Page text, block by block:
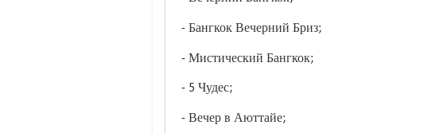
- Бангкок Вечерний Бриз;
- Мистический Бангкок;
- 5 Чудес;
- Вечер в Аюттайе;